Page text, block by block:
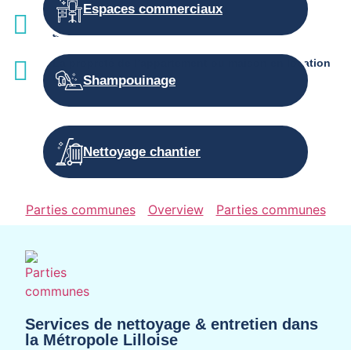
L'entretien des parties communes et services
associés
La propreté de l’appartement ou maison en location
saisonnière
Espaces commerciaux
Shampouinage
Nettoyage chantier
Parties communes Overview Parties communes
Services de nettoyage & entretien dans
la Métropole Lilloise